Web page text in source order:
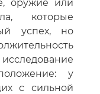
оружие или
которые
успех, но
у
с сильной